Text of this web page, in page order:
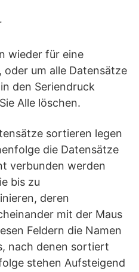
wieder für eine
oder um alle Datensätze
den Seriendruck
Alle löschen.
sortieren legen
die Datensätze
verbunden werden
bis zu
deren
mit der Maus
Feldern die Namen
nach denen sortiert
stehen Aufsteigend